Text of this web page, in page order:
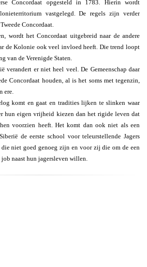
Concordaat opgesteld in 1783. Hierin wordt
vastgelegd. De regels zijn verder
Concordaat.
wordt het Concordaat uitgebreid naar de andere
de Kolonie ook veel invloed heeft. Die trend loopt
van de Verenigde Staten.
verandert er niet heel veel. De Gemeenschap daar
Concordaat houden, al is het soms met tegenzin,
ere.
komt en gaat en tradities lijken te slinken waar
hun eigen vrijheid kiezen dan het rigide leven dat
voorzien heeft. Het komt dan ook niet als een
de eerste school voor teleurstellende Jagers
niet goed genoeg zijn en voor zij die om de een
job naast hun jagersleven willen.